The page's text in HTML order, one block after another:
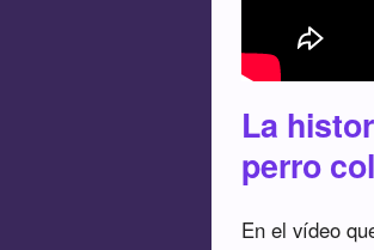
La
perro
En el vídeo